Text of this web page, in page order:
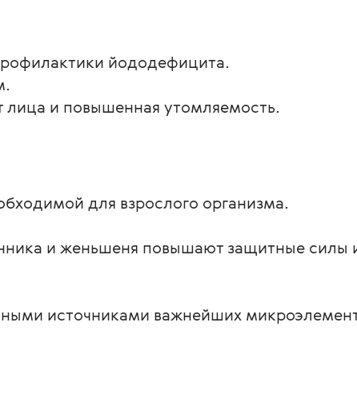
йододефицита.
лица и повышенная утомляемость.
для взрослого организма.
и женьшеня повышают защитные силы
источниками важнейших